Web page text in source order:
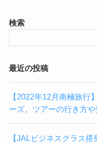
検索
最近の投稿
【2022年12月南極旅行
ーズ。ツアーの行き方や
【JALビジネスクラス